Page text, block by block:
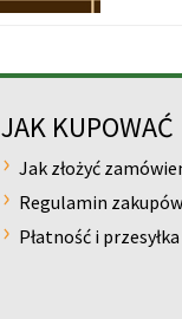
JAK KUPOWAĆ
Jak złożyć
Regulamin zakupów
Płatność i przesyłka